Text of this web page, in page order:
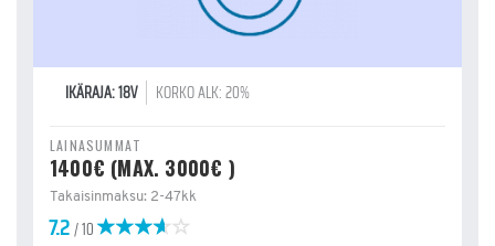
IKÄRAJA: 18V KORKO ALK: 20%
LAINASUMMAT
1400€ (MAX. 3000€ )
Takaisinmaksu: 2-47kk
7.2/ 10